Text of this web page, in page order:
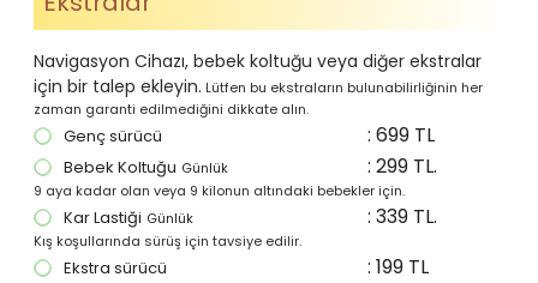
Navigasyon Cihazı, bebek koltuğu veya diğer ekstralar
için bir talep ekleyin. Lütfen bu ekstraların bulunabilirliğinin her
zaman garanti edilmediğini dikkate alın.
Genç sürücü : 699 TL
Bebek Koltuğu Günlük : 299 TL.
9 aya kadar olan veya 9 kilonun altındaki bebekler için.
Kar Lastiği Günlük : 339 TL.
Kış koşullarında sürüş için tavsiye edilir.
Ekstra sürücü : 199 TL